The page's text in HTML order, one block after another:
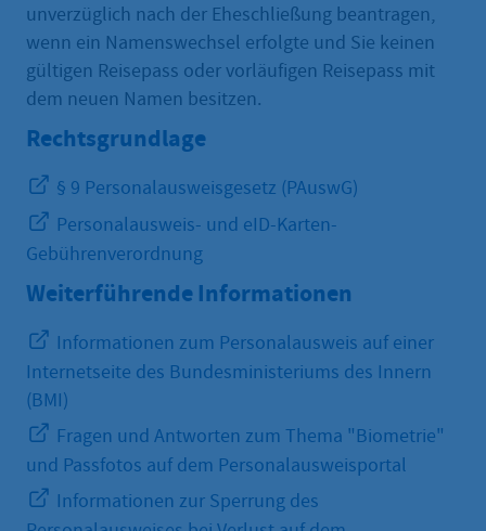
unverzüglich nach der Eheschließung beantragen,
wenn ein Namenswechsel erfolgte und Sie keinen
gültigen Reisepass oder vorläufigen Reisepass mit
dem neuen Namen besitzen.
Rechtsgrundlage
§ 9 Personalausweisgesetz (PAuswG)
Personalausweis- und eID-Karten-
Gebührenverordnung
Weiterführende Informationen
Informationen zum Personalausweis auf einer
Internetseite des Bundesministeriums des Innern
(BMI)
Fragen und Antworten zum Thema "Biometrie"
und Passfotos auf dem Personalausweisportal
Informationen zur Sperrung des